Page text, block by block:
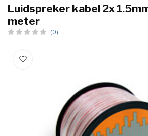
Luidspreker kabel 2x
meter
(0)